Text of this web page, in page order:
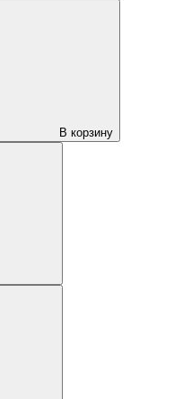
В корзину